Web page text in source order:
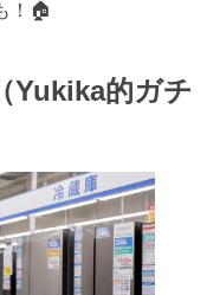
🏠
Yukika的ガチ